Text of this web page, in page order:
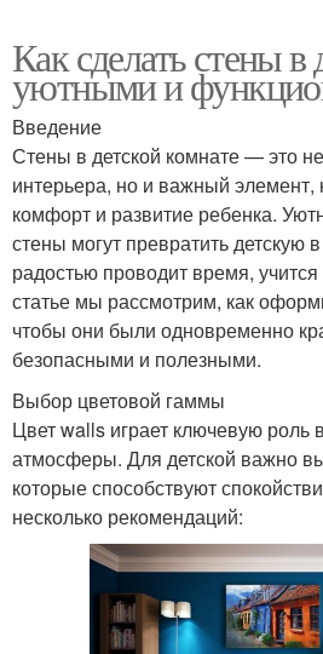
Как сделать стены в
уютными и
Введение
Стены в детской комнате — это
интерьера, но и важный элемент,
комфорт и развитие ребенка.
стены могут превратить детскую
радостью проводит время,
статье мы рассмотрим, как
чтобы они были одновременно
безопасными и полезными.
Выбор цветовой гаммы
Цвет walls играет ключевую роль
атмосферы. Для детской важно
которые способствуют
несколько рекомендаций: